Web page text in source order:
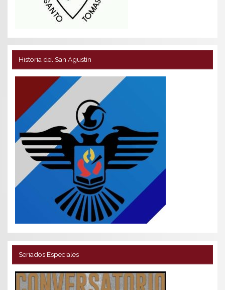
Historia del San Agustín
Seriados Especiales